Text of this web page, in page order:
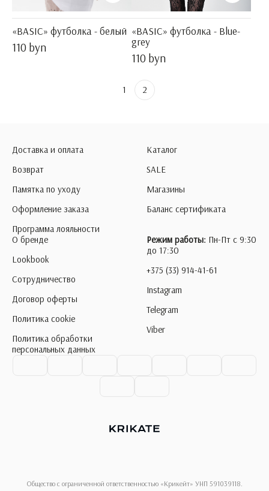
«BASIC» футболка - белый
110 byn
«BASIC» футболка - Blue-
grey
110 byn
1 2
Доставка и оплата
Возврат
Памятка по уходу
Оформление заказа
Программа лояльности
Каталог
SALE
Магазины
Баланс сертификата
О бренде
Lookbook
Сотрудничество
Договор оферты
Политика cookie
Политика обработки
персональных данных
Режим работы: Пн-Пт с 9:30
до 17:30
+375 (33) 914-41-61
Instagram
Telegram
Viber
Общество с ограниченной ответственностью «Крикейт» УНП 591039118.